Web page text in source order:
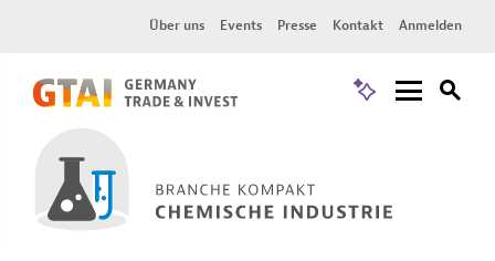
Über uns Events Presse Kontakt Anmelden